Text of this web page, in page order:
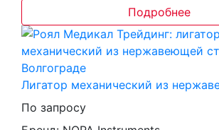
Подробнее
Лигатор механический из
По запросу